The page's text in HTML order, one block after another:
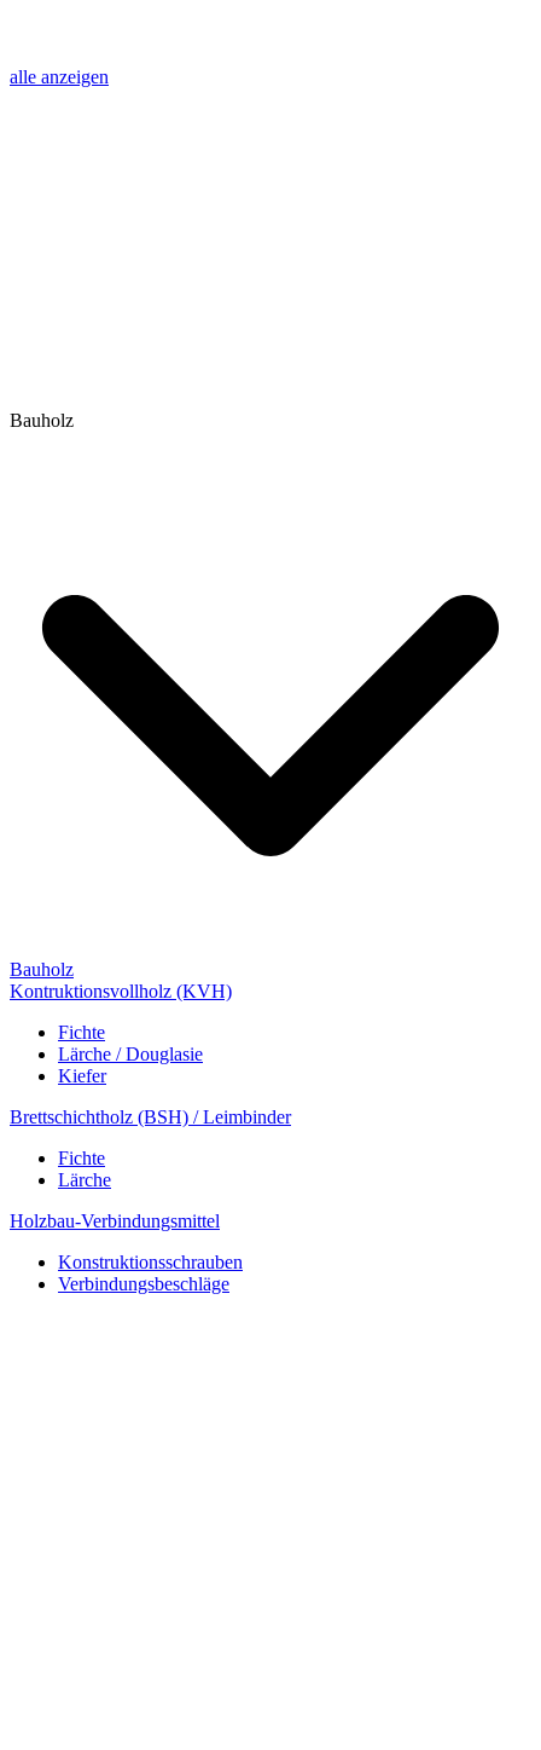
alle anzeigen
Bauholz
Bauholz
Kontruktionsvollholz (KVH)
Fichte
Lärche / Douglasie
Kiefer
Brettschichtholz (BSH) / Leimbinder
Fichte
Lärche
Holzbau-Verbindungsmittel
Konstruktionsschrauben
Verbindungsbeschläge